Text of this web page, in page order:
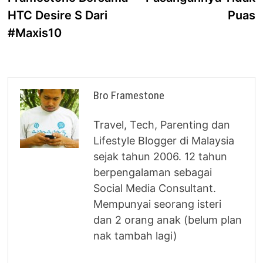
HTC Desire S Dari
#Maxis10
Puas
Bro Framestone
Travel, Tech, Parenting dan
Lifestyle Blogger di Malaysia
sejak tahun 2006. 12 tahun
berpengalaman sebagai
Social Media Consultant.
Mempunyai seorang isteri
dan 2 orang anak (belum plan
nak tambah lagi)